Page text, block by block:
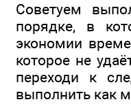
Советуем
порядке, в
экономии
которое не
переходи к
выполнить как